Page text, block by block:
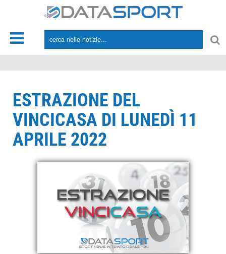
ESTRAZIONE DEL
VINCICASA DI LUNEDÌ 11
APRILE 2022